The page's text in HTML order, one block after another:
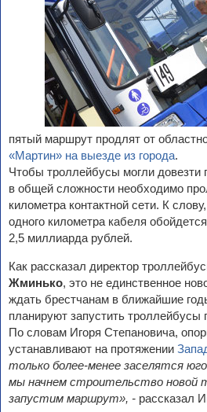
пятый маршрут продлят от
«Мартин» на выезде из города.
Чтобы троллейбусы могли довезти
в общей сложности необходимо
километра контактной сети. К
одного километра кабеля
2,5 миллиарда рублей.
Как рассказал директор
Жминько, это не единственное
ждать брестчанам в ближайшие
планируют запустить
По словам Игоря Степановича,
устанавливают на протяжении
только более-менее заселятся
мы начнем строительство новой
запустим маршрут», - рассказал